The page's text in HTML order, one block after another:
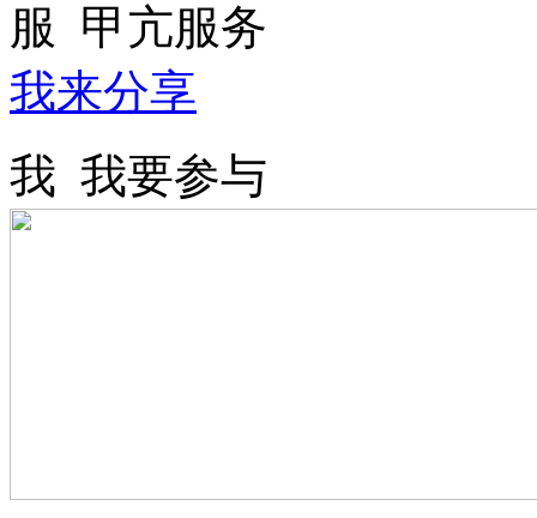
服 甲亢服务
我来分享
我 我要参与